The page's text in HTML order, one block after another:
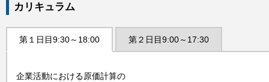
カリキュラム
第１日目9:30～18:00 第２日目9:00～17:30
企業活動における原価計算の